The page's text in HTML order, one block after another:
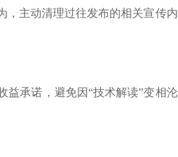
，主动清理过往发布的相关宣传内
益承诺，避免因“技术解读”变相沦